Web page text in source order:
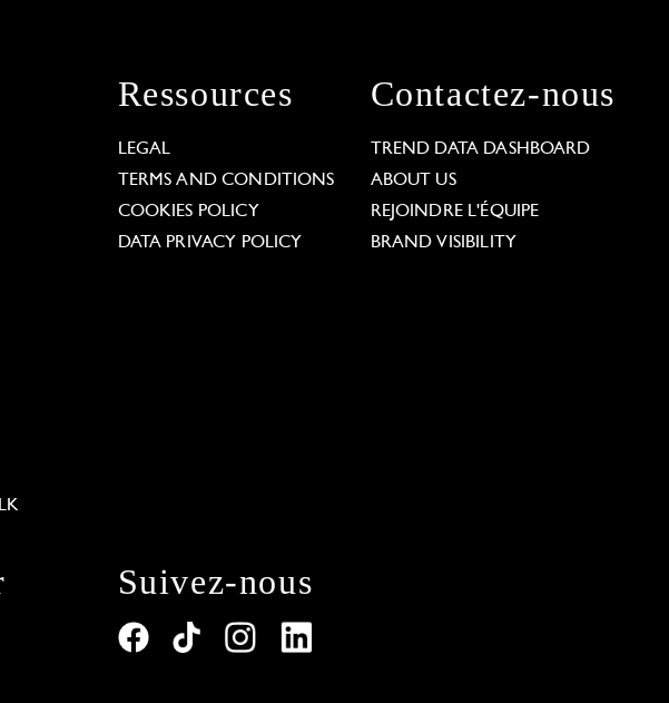
Ressources
LEGAL
TERMS AND CONDITIONS
COOKIES POLICY
DATA PRIVACY POLICY
Contactez-nous
TREND DATA DASHBOARD
ABOUT US
REJOINDRE L'ÉQUIPE
BRAND VISIBILITY
Suivez-nous